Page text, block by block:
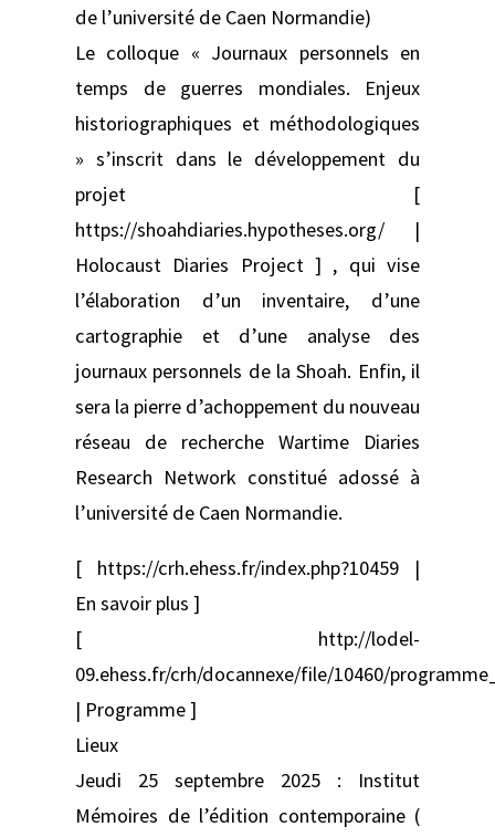
de l’université de Caen Normandie)
Le colloque « Journaux personnels en
temps de guerres mondiales. Enjeux
historiographiques et méthodologiques
» s’inscrit dans le développement du
projet [
https://shoahdiaries.hypotheses.org/ |
Holocaust Diaries Project ] , qui vise
l’élaboration d’un inventaire, d’une
cartographie et d’une analyse des
journaux personnels de la Shoah. Enfin, il
sera la pierre d’achoppement du nouveau
réseau de recherche Wartime Diaries
Research Network constitué adossé à
l’université de Caen Normandie.
[ https://crh.ehess.fr/index.php?10459 |
En savoir plus ]
[ http://lodel-
09.ehess.fr/crh/docannexe/file/10460/
| Programme ]
Lieux
Jeudi 25 septembre 2025 : Institut
Mémoires de l’édition contemporaine (